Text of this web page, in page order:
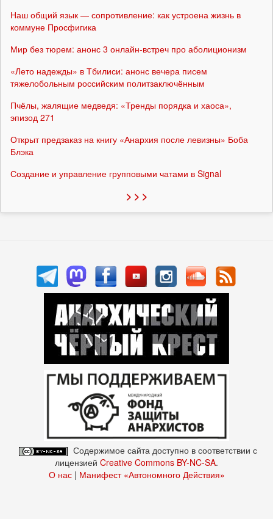
Наш общий язык — сопротивление: как устроена жизнь в
коммуне Просфигика
Мир без тюрем: анонс 3 онлайн-встреч про аболиционизм
«Лето надежды» в Тбилиси: анонс вечера писем
тяжелобольным российским политзаключённым
Пчёлы, жалящие медведя: «Тренды порядка и хаоса»,
эпизод 271
Открыт предзаказ на книгу «Анархия после левизны» Боба
Блэка
Создание и управление групповыми чатами в Signal
> > >
Содержимое сайта доступно в соответствии с
лицензией Creative Commons BY-NC-SA.
О нас| Манифест «Автономного Действия»